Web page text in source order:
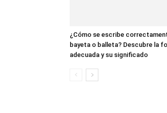
¿Cómo se escribe
bayeta o balleta? Descubre la
adecuada y su significado